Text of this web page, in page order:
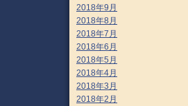
2018年9月
2018年8月
2018年7月
2018年6月
2018年5月
2018年4月
2018年3月
2018年2月